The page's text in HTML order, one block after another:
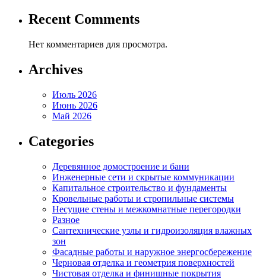
Recent Comments
Нет комментариев для просмотра.
Archives
Июль 2026
Июнь 2026
Май 2026
Categories
Деревянное домостроение и бани
Инженерные сети и скрытые коммуникации
Капитальное строительство и фундаменты
Кровельные работы и стропильные системы
Несущие стены и межкомнатные перегородки
Разное
Сантехнические узлы и гидроизоляция влажных
зон
Фасадные работы и наружное энергосбережение
Черновая отделка и геометрия поверхностей
Чистовая отделка и финишные покрытия